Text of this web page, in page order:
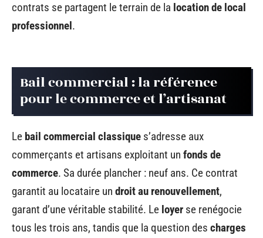
contrats se partagent le terrain de la location de local
professionnel.
Bail commercial : la référence
pour le commerce et l’artisanat
Le bail commercial classique s’adresse aux
commerçants et artisans exploitant un fonds de
commerce. Sa durée plancher : neuf ans. Ce contrat
garantit au locataire un droit au renouvellement,
garant d’une véritable stabilité. Le loyer se renégocie
tous les trois ans, tandis que la question des charges